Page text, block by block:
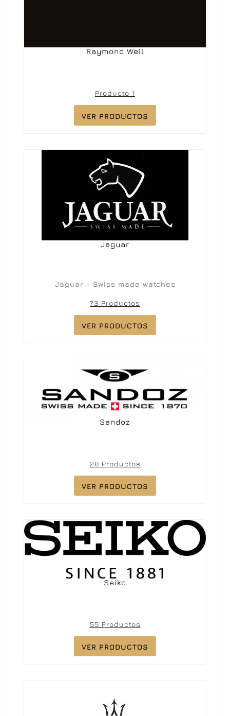
Raymond Weil
Producto 1
VER PRODUCTOS
Jaguar
Jaguar - Swiss made watches
73 Productos
VER PRODUCTOS
Sandoz
28 Productos
VER PRODUCTOS
Seiko
55 Productos
VER PRODUCTOS